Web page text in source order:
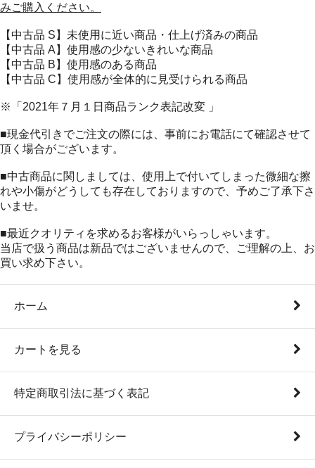
みご購入ください。
【中古品 S】未使用に近い商品・仕上げ済みの商品
【中古品 A】使用感の少ないきれいな商品
【中古品 B】使用感のある商品
【中古品 C】使用感が全体的に見受けられる商品
※「2021年７月１日商品ランク表記改変 」
■現金代引きでご注文の際には、事前にお電話にて確認させて
頂く場合がございます。
■中古商品に関しましては、使用上で付いてしまった微細な擦
れや小傷がどうしても存在しておりますので、予めご了承下さ
いませ。
■最近クオリティを求めるお客様がいらっしゃいます。
当店で扱う商品は新品ではございませんので、ご理解の上、お
買い求め下さい。
ホーム
カートを見る
特定商取引法に基づく表記
プライバシーポリシー